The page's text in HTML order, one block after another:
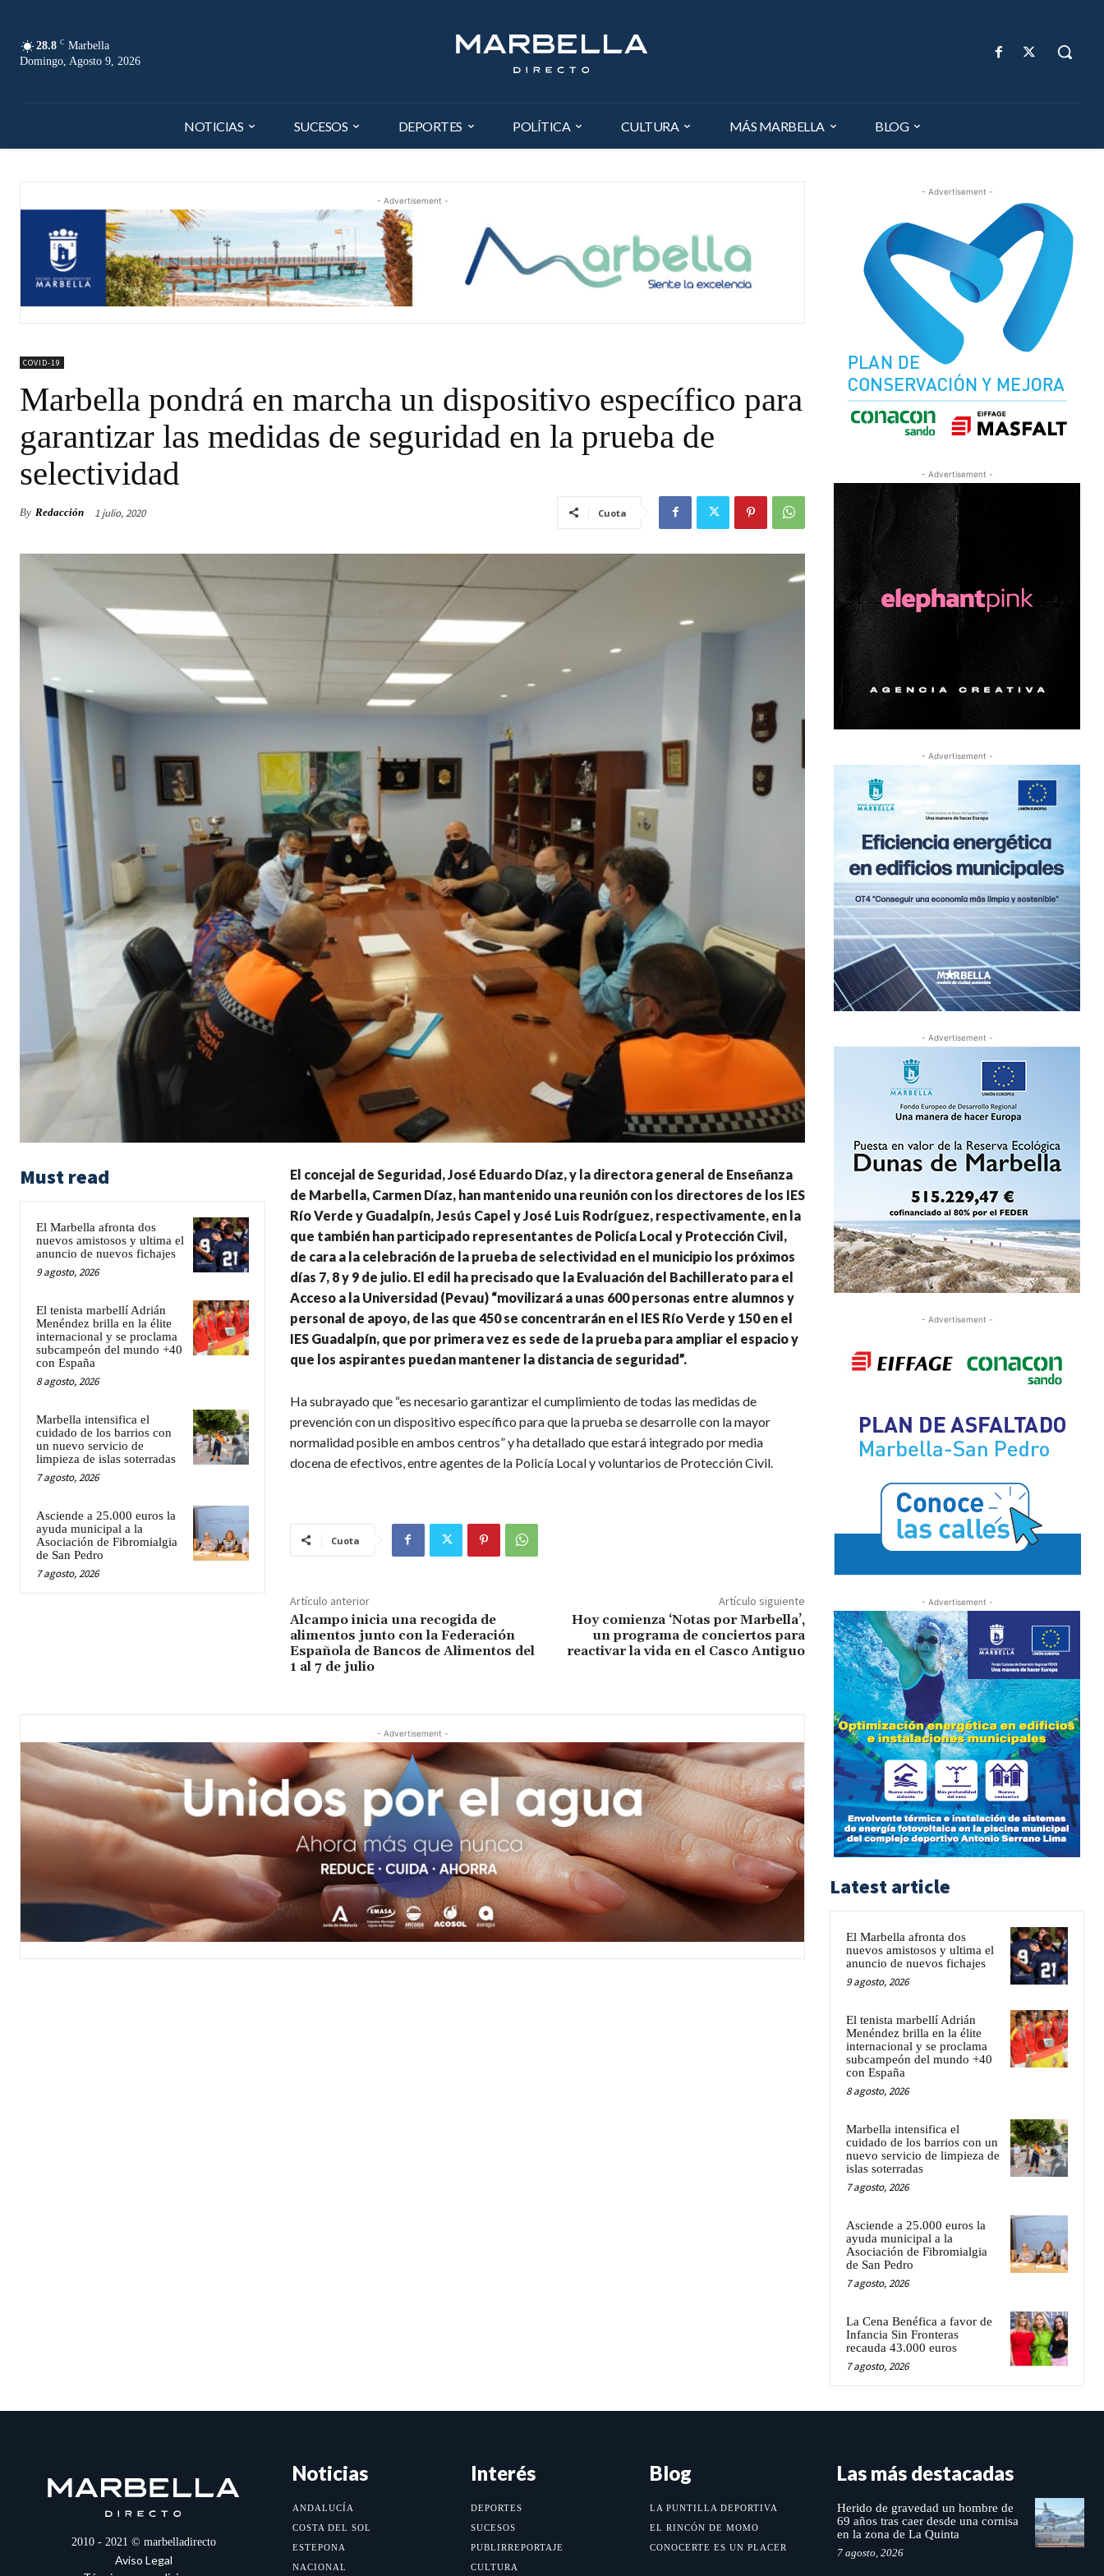
28.8 C Marbella
Domingo, Agosto 9, 2026
NOTICIAS SUCESOS DEPORTES POLÍTICA CULTURA MÁS MARBELLA BLOG
- Advertisement -
COVID-19
Marbella pondrá en marcha un dispositivo específico para
garantizar las medidas de seguridad en la prueba de
selectividad
By Redacción 1 julio, 2020 Cuota
Must read
El Marbella afronta dos
nuevos amistosos y ultima el
anuncio de nuevos fichajes
9 agosto, 2026
El tenista marbellí Adrián
Menéndez brilla en la élite
internacional y se proclama
subcampeón del mundo +40
con España
8 agosto, 2026
Marbella intensifica el
cuidado de los barrios con
un nuevo servicio de
limpieza de islas soterradas
7 agosto, 2026
Asciende a 25.000 euros la
ayuda municipal a la
Asociación de Fibromialgia
de San Pedro
7 agosto, 2026
El concejal de Seguridad, José Eduardo Díaz, y la directora general de Enseñanza
de Marbella, Carmen Díaz, han mantenido una reunión con los directores de los IES
Río Verde y Guadalpín, Jesús Capel y José Luis Rodríguez, respectivamente, en la
que también han participado representantes de Policía Local y Protección Civil,
de cara a la celebración de la prueba de selectividad en el municipio los próximos
días 7, 8 y 9 de julio. El edil ha precisado que la Evaluación del Bachillerato para el
Acceso a la Universidad (Pevau) “movilizará a unas 600 personas entre alumnos y
personal de apoyo, de las que 450 se concentrarán en el IES Río Verde y 150 en el
IES Guadalpín, que por primera vez es sede de la prueba para ampliar el espacio y
que los aspirantes puedan mantener la distancia de seguridad”.
Ha subrayado que “es necesario garantizar el cumplimiento de todas las medidas de
prevención con un dispositivo específico para que la prueba se desarrolle con la mayor
normalidad posible en ambos centros” y ha detallado que estará integrado por media
docena de efectivos, entre agentes de la Policía Local y voluntarios de Protección Civil.
Cuota
Artículo anterior
Alcampo inicia una recogida de
alimentos junto con la Federación
Española de Bancos de Alimentos del
1 al 7 de julio
Artículo siguiente
Hoy comienza ‘Notas por Marbella’,
un programa de conciertos para
reactivar la vida en el Casco Antiguo
- Advertisement -
- Advertisement -
- Advertisement -
- Advertisement -
- Advertisement -
- Advertisement -
- Advertisement -
Latest article
El Marbella afronta dos
nuevos amistosos y ultima el
anuncio de nuevos fichajes
9 agosto, 2026
El tenista marbellí Adrián
Menéndez brilla en la élite
internacional y se proclama
subcampeón del mundo +40
con España
8 agosto, 2026
Marbella intensifica el
cuidado de los barrios con un
nuevo servicio de limpieza de
islas soterradas
7 agosto, 2026
Asciende a 25.000 euros la
ayuda municipal a la
Asociación de Fibromialgia
de San Pedro
7 agosto, 2026
La Cena Benéfica a favor de
Infancia Sin Fronteras
recauda 43.000 euros
7 agosto, 2026
2010 - 2021 © marbelladirecto
Aviso Legal
Noticias
ANDALUCÍA
COSTA DEL SOL
ESTEPONA
NACIONAL
Interés
DEPORTES
SUCESOS
PUBLIRREPORTAJE
CULTURA
Blog
LA PUNTILLA DEPORTIVA
EL RINCÓN DE MOMO
CONOCERTE ES UN PLACER
Las más destacadas
Herido de gravedad un hombre de
69 años tras caer desde una cornisa
en la zona de La Quinta
7 agosto, 2026